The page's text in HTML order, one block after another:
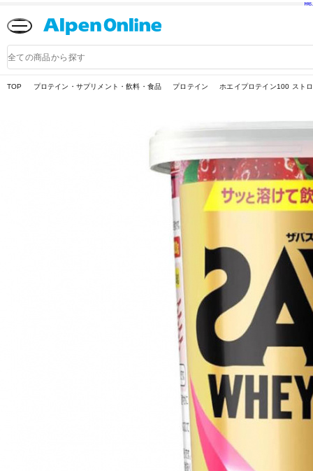
品
検
TOP
プロテイン・サプリメント・飲料・食品 プロテイン ホエイプロテイン100 スト